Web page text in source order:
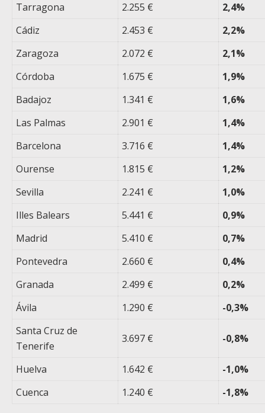
Tarragona
2.255 €
2,4%
Cádiz
2.453 €
2,2%
Zaragoza
2.072 €
2,1%
Córdoba
1.675 €
1,9%
Badajoz
1.341 €
1,6%
Las Palmas
2.901 €
1,4%
Barcelona
3.716 €
1,4%
Ourense
1.815 €
1,2%
Sevilla
2.241 €
1,0%
Illes Balears
5.441 €
0,9%
Madrid
5.410 €
0,7%
Pontevedra
2.660 €
0,4%
Granada
2.499 €
0,2%
Ávila
1.290 €
-0,3%
Santa Cruz de
Tenerife
3.697 € -0,8%
Huelva 1.642 €
-1,0%
Cuenca
1.240 € -1,8%